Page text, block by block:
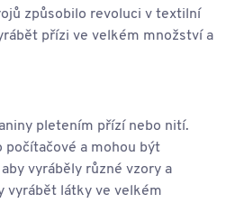
způsobilo revoluci v textilní
přízi ve velkém množství a
pletením přízí nebo nití.
počítačové a mohou být
vyráběly různé vzory a
vyrábět látky ve velkém